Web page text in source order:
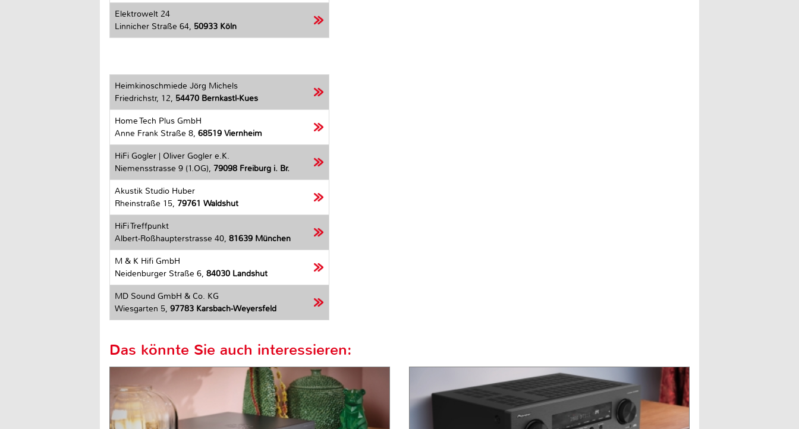
Elektrowelt 24
Linnicher Straße 64, 50933 Köln
Heimkinoschmiede Jörg Michels
Friedrichstr, 12, 54470 Bernkastl-Kues
Home Tech Plus GmbH
Anne Frank Straße 8, 68519 Viernheim
HiFi Gogler | Oliver Gogler e.K.
Niemensstrasse 9 (1.OG), 79098 Freiburg i. Br.
Akustik Studio Huber
Rheinstraße 15, 79761 Waldshut
HiFi Treffpunkt
Albert-Roßhaupterstrasse 40, 81639 München
M & K Hifi GmbH
Neidenburger Straße 6, 84030 Landshut
MD Sound GmbH & Co. KG
Wiesgarten 5, 97783 Karsbach-Weyersfeld
Das könnte Sie auch interessieren: